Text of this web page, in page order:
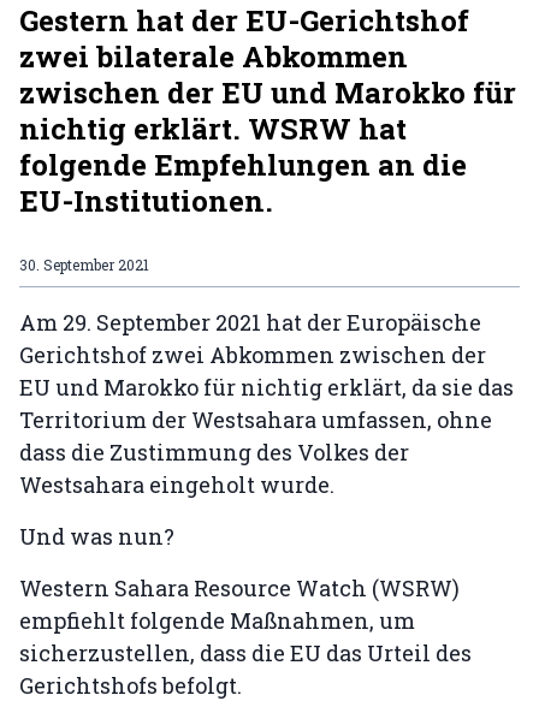
Gestern hat der EU-Gerichtshof
zwei bilaterale Abkommen
zwischen der EU und Marokko für
nichtig erklärt. WSRW hat
folgende Empfehlungen an die
EU-Institutionen.
30. September 2021
Am 29. September 2021 hat der Europäische
Gerichtshof zwei Abkommen zwischen der
EU und Marokko für nichtig erklärt, da sie das
Territorium der Westsahara umfassen, ohne
dass die Zustimmung des Volkes der
Westsahara eingeholt wurde.
Und was nun?
Western Sahara Resource Watch (WSRW)
empfiehlt folgende Maßnahmen, um
sicherzustellen, dass die EU das Urteil des
Gerichtshofs befolgt.